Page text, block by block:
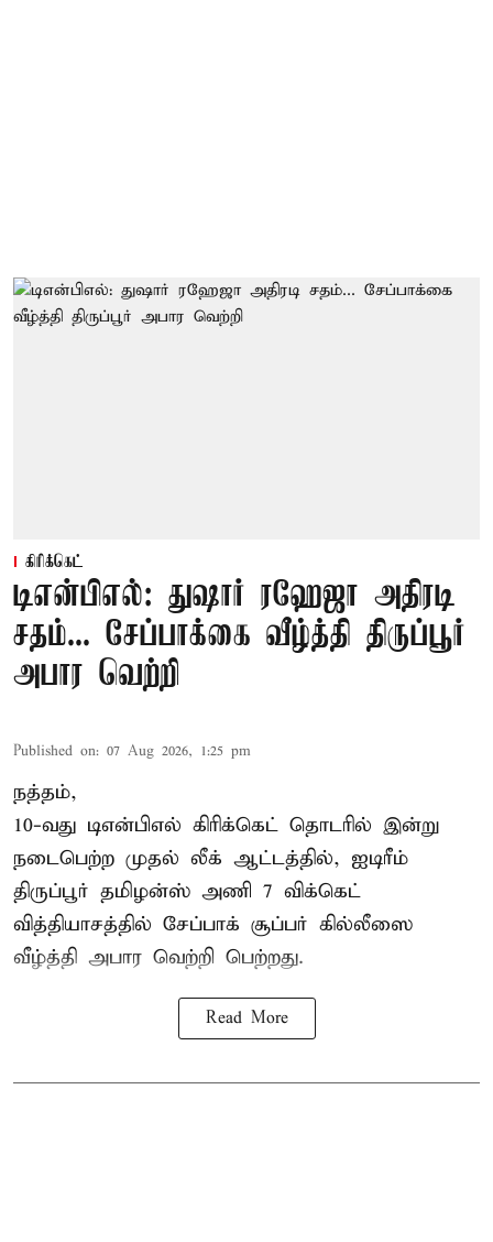
கிரிக்கெட்
டிஎன்பிஎல்: துஷார் ரஹேஜா அதிரடி
சதம்... சேப்பாக்கை வீழ்த்தி திருப்பூர்
அபார வெற்றி
Published on: 07 Aug 2026, 1:25 pm
நத்தம்,
10-வது டிஎன்பிஎல் கிரிக்கெட் தொடரில் இன்று
நடைபெற்ற முதல் லீக் ஆட்டத்தில், ஐடிரீம்
திருப்பூர் தமிழன்ஸ் அணி 7 விக்கெட்
வித்தியாசத்தில் சேப்பாக் சூப்பர் கில்லீஸை
வீழ்த்தி அபார வெற்றி பெற்றது.
Read More